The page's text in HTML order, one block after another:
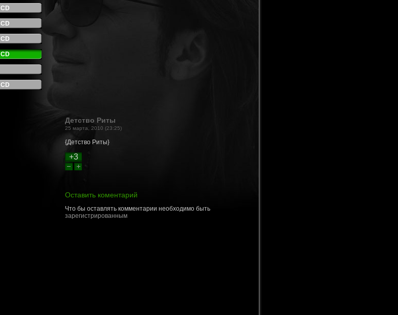
CD
CD
CD
CD
CD
Детство Риты
25 марта, 2010 (23:25)
{Детство Риты}
+3
Оставить коментарий
Что бы оставлять комментарии необходимо быть
зарегистрированным